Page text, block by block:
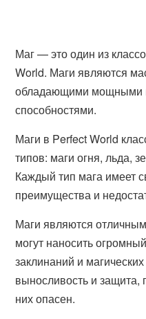
Маг — это один из
World. Маги являются
обладающими мощными
способностями.
Маги в Perfect World
типов: маги огня, льда,
Каждый тип мага имеет
преимущества и
Маги являются
могут наносить
заклинаний и
выносливость и защита,
них опасен.